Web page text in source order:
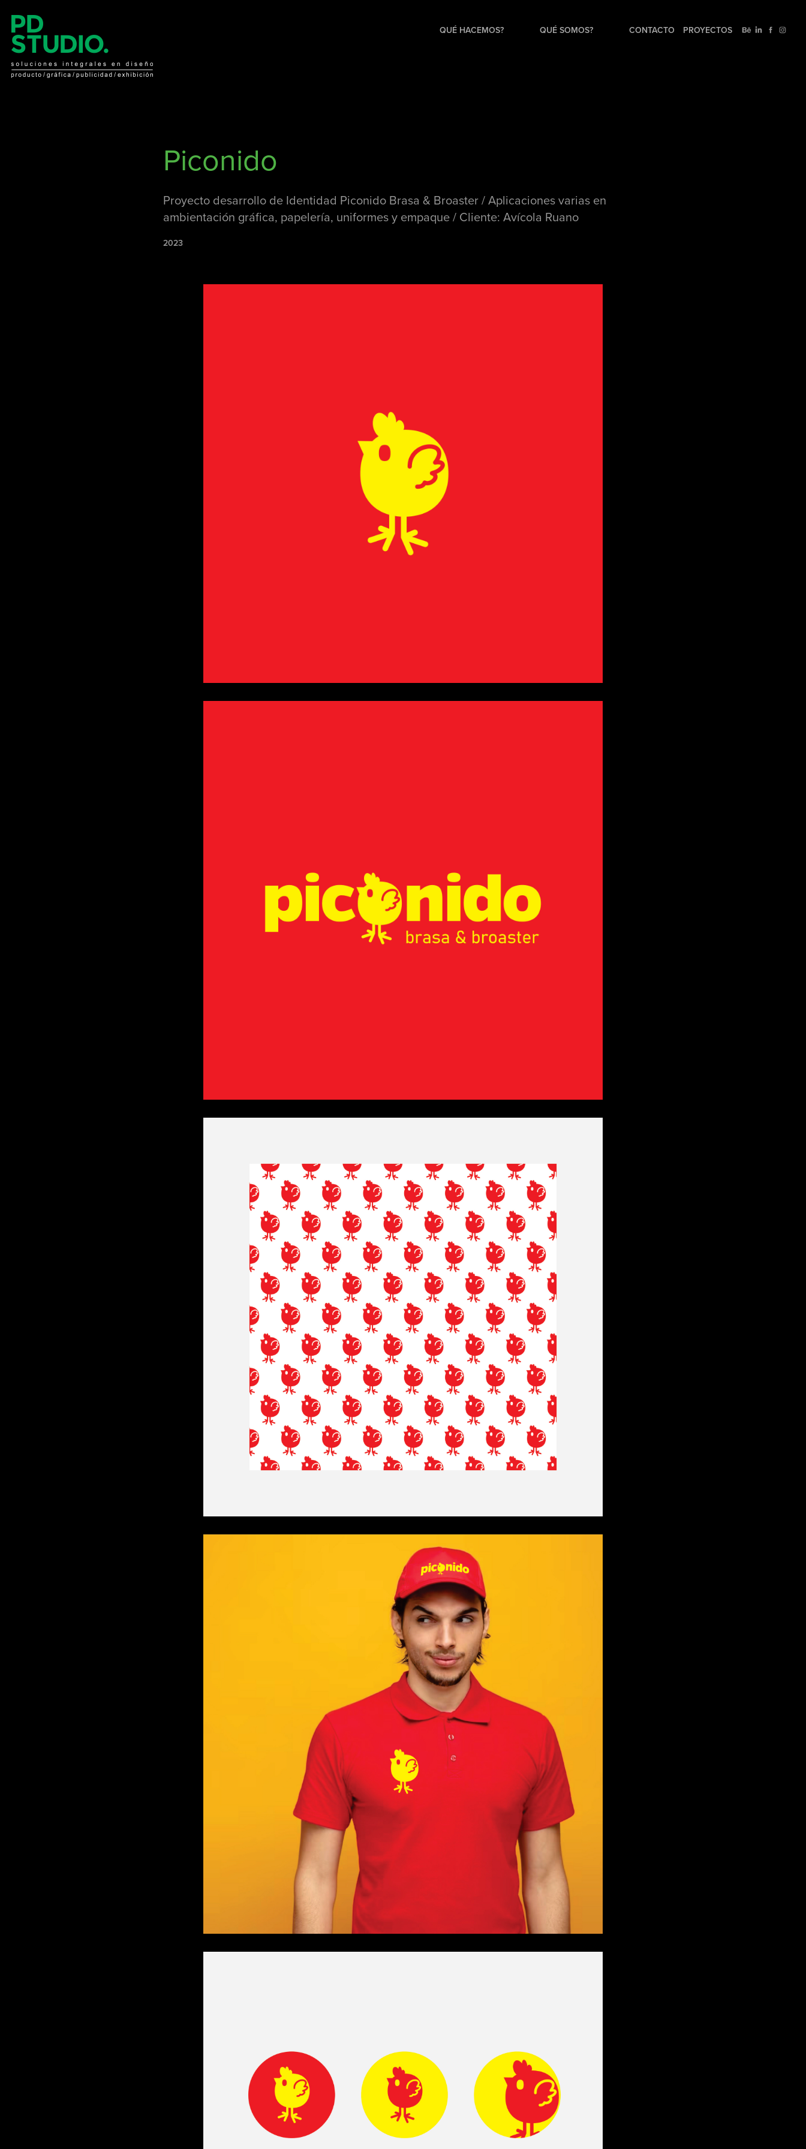
QUÉ HACEMOS? QUÉ SOMOS? CONTACTO PROYECTOS
Piconido
Proyecto desarrollo de Identidad Piconido Brasa & Broaster / Aplicaciones varias en
ambientación gráfica, papelería, uniformes y empaque / Cliente: Avícola Ruano
2023